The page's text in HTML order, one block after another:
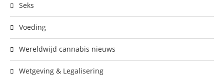
Seks
Voeding
Wereldwijd cannabis nieuws
Wetgeving & Legalisering